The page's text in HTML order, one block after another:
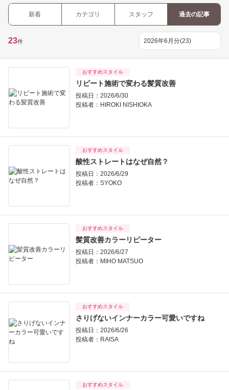
新着 カテゴリ スタッフ 過去の記事
23件
おすすめスタイル
リピート施術で変わる髪質改善
投稿日：2026/6/30
投稿者： HIROKI NISHIOKA
おすすめスタイル
酸性ストレートはなぜ自然？
投稿日：2026/6/29
投稿者： SYOKO
おすすめスタイル
髪質改善カラーリピーター
投稿日：2026/6/27
投稿者： MIHO MATSUO
おすすめスタイル
さりげないインナーカラー可愛いですね
投稿日：2026/6/26
投稿者： RAISA
おすすめスタイル